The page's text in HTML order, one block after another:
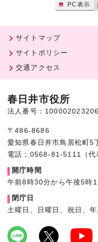
PC表示
サイトマップ
サイトポリシー
交通アクセス
春日井市役所
法人番号：
〒486-8686
愛知県春日井市鳥居松町5
電話：0568-81-5111（代
開庁時間
午前8時30分から午後5時
閉庁日
土曜日、日曜日、祝日、